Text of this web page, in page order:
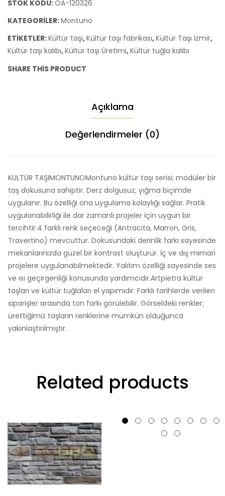
STOK KODU:OA-120326
KATEGORILER:Montuno
ETIKETLER:Kültür taşı,Kültür taşı fabrikası,Kültür Taşı İzmir,
Kültür taşı kalıbı,Kültür taşı Üretimi,Kültür tuğla kalıbı
SHARE THIS PRODUCT
Açıklama
Değerlendirmeler (0)
KÜLTÜR TAŞIMONTUNOMontuno kültür taşı serisi; modüler bir
taş dokusuna sahiptir. Derz dolgusuz, yığma biçimde
uygulanır. Bu özelliği ona uygulama kolaylığı sağlar. Pratik
uygulanabilirliği ile dar zamanlı projeler için uygun bir
tercihtir.4 farklı renk seçeceği (Antracita, Marron, Gris,
Travertino) mevcuttur. Dokusundaki derinlik farkı sayesinde
mekanlarınızda güzel bir kontrast oluşturur. İç ve dış mimari
projelere uygulanabilmektedir. Yalıtım özelliği sayesinde ses
ve ısı geçirgenliği konusunda yardımcıdır.Artpietra kültür
taşları ve kültür tuğlaları el yapımıdır. Farklı tarihlerde verilen
siparişler arasında ton farkı görülebilir. Görseldeki renkler;
ürettiğimiz taşların renklerine mümkün olduğunca
yakınlaştırılmıştır.
Related products